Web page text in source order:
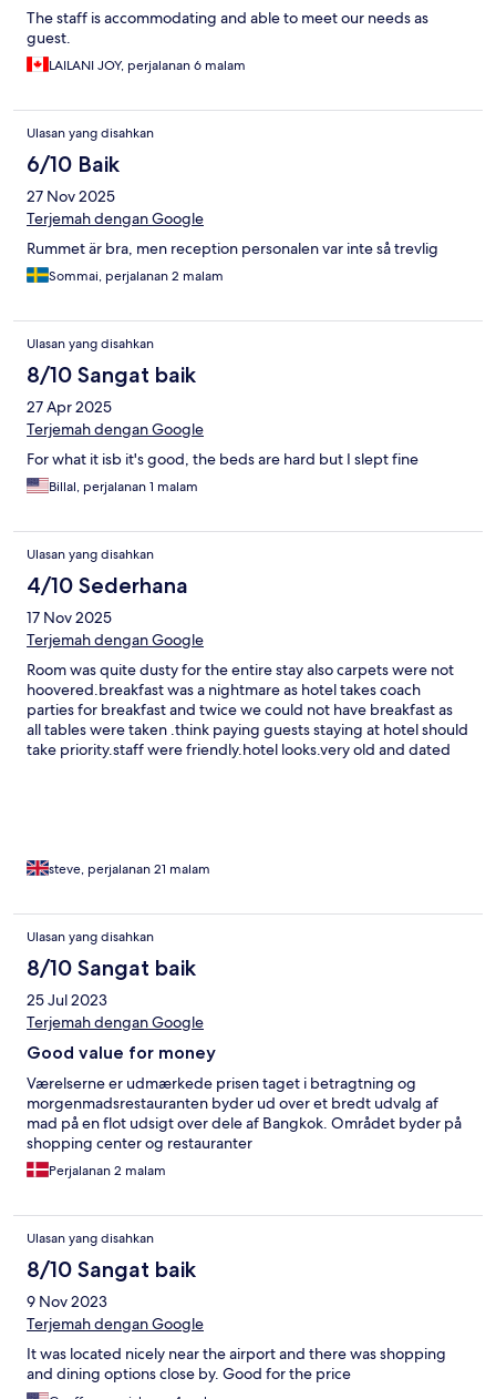
The staff is accommodating and able to meet our needs as
guest.
LAILANI JOY, perjalanan 6 malam
Ulasan yang disahkan
6/10 Baik
27 Nov 2025
Terjemah dengan Google
Rummet är bra, men reception personalen var inte så trevlig
Sommai, perjalanan 2 malam
Ulasan yang disahkan
8/10 Sangat baik
27 Apr 2025
Terjemah dengan Google
For what it isb it's good, the beds are hard but I slept fine
Billal, perjalanan 1 malam
Ulasan yang disahkan
4/10 Sederhana
17 Nov 2025
Terjemah dengan Google
Room was quite dusty for the entire stay also carpets were not
hoovered.breakfast was a nightmare as hotel takes coach
parties for breakfast and twice we could not have breakfast as
all tables were taken .think paying guests staying at hotel should
take priority.staff were friendly.hotel looks.very old and dated
steve, perjalanan 21 malam
Ulasan yang disahkan
8/10 Sangat baik
25 Jul 2023
Terjemah dengan Google
Good value for money
Værelserne er udmærkede prisen taget i betragtning og
morgenmadsrestauranten byder ud over et bredt udvalg af
mad på en flot udsigt over dele af Bangkok. Området byder på
shopping center og restauranter
Perjalanan 2 malam
Ulasan yang disahkan
8/10 Sangat baik
9 Nov 2023
Terjemah dengan Google
It was located nicely near the airport and there was shopping
and dining options close by. Good for the price